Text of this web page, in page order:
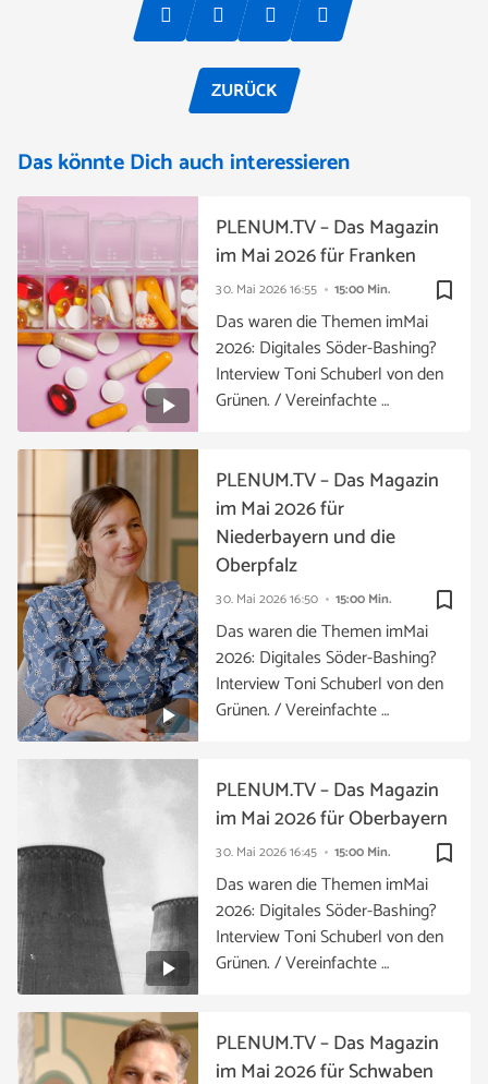
ZURÜCK
Das könnte Dich auch interessieren
bookmark_border
30. Mai 202616:55 15:00 Min.
PLENUM.TV – Das Magazin
im Mai 2026 für Franken
Das waren die Themen imMai
2026: Digitales Söder-Bashing?
Interview Toni Schuberl von den
Grünen. / Vereinfachte …
bookmark_border
30. Mai 202616:50 15:00 Min.
PLENUM.TV – Das Magazin
im Mai 2026 für
Niederbayern und die
Oberpfalz
Das waren die Themen imMai
2026: Digitales Söder-Bashing?
Interview Toni Schuberl von den
Grünen. / Vereinfachte …
bookmark_border
30. Mai 202616:45 15:00 Min.
PLENUM.TV – Das Magazin
im Mai 2026 für Oberbayern
Das waren die Themen imMai
2026: Digitales Söder-Bashing?
Interview Toni Schuberl von den
Grünen. / Vereinfachte …
PLENUM.TV – Das Magazin
im Mai 2026 für Schwaben